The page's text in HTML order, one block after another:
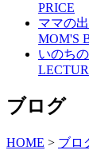
PRICE
ママの
MOM'S
いのち
ブログ
HOME > ブロ